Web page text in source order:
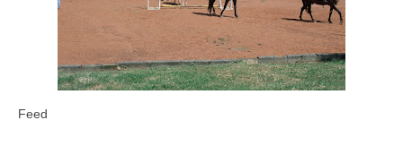
Feed